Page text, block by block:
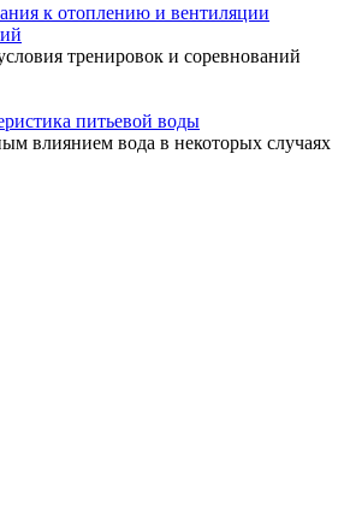
к отоплению и вентиляции
тренировок и соревнований
питьевой воды
влиянием вода в некоторых случаях